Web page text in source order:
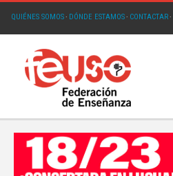
QUIÉNES SOMOS· DÓNDE ESTAMOS· CONTACTAR·